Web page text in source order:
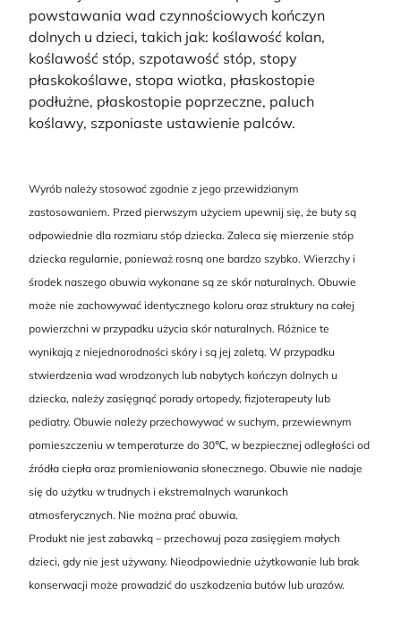
powstawania wad czynnościowych kończyn
dolnych u dzieci, takich jak: koślawość kolan,
koślawość stóp, szpotawość stóp, stopy
płaskokoślawe, stopa wiotka, płaskostopie
podłużne, płaskostopie poprzeczne, paluch
koślawy, szponiaste ustawienie palców.
Wyrób należy stosować zgodnie z jego przewidzianym
zastosowaniem. Przed pierwszym użyciem upewnij się, że buty są
odpowiednie dla rozmiaru stóp dziecka. Zaleca się mierzenie stóp
dziecka regularnie, ponieważ rosną one bardzo szybko. Wierzchy i
środek naszego obuwia wykonane są ze skór naturalnych. Obuwie
może nie zachowywać identycznego koloru oraz struktury na całej
powierzchni w przypadku użycia skór naturalnych. Różnice te
wynikają z niejednorodności skóry i są jej zaletą. W przypadku
stwierdzenia wad wrodzonych lub nabytych kończyn dolnych u
dziecka, należy zasięgnąć porady ortopedy, fizjoterapeuty lub
pediatry. Obuwie należy przechowywać w suchym, przewiewnym
pomieszczeniu w temperaturze do 30℃, w bezpiecznej odległości od
źródła ciepła oraz promieniowania słonecznego. Obuwie nie nadaje
się do użytku w trudnych i ekstremalnych warunkach
atmosferycznych. Nie można prać obuwia.
Produkt nie jest zabawką – przechowuj poza zasięgiem małych
dzieci, gdy nie jest używany. Nieodpowiednie użytkowanie lub brak
konserwacji może prowadzić do uszkodzenia butów lub urazów.